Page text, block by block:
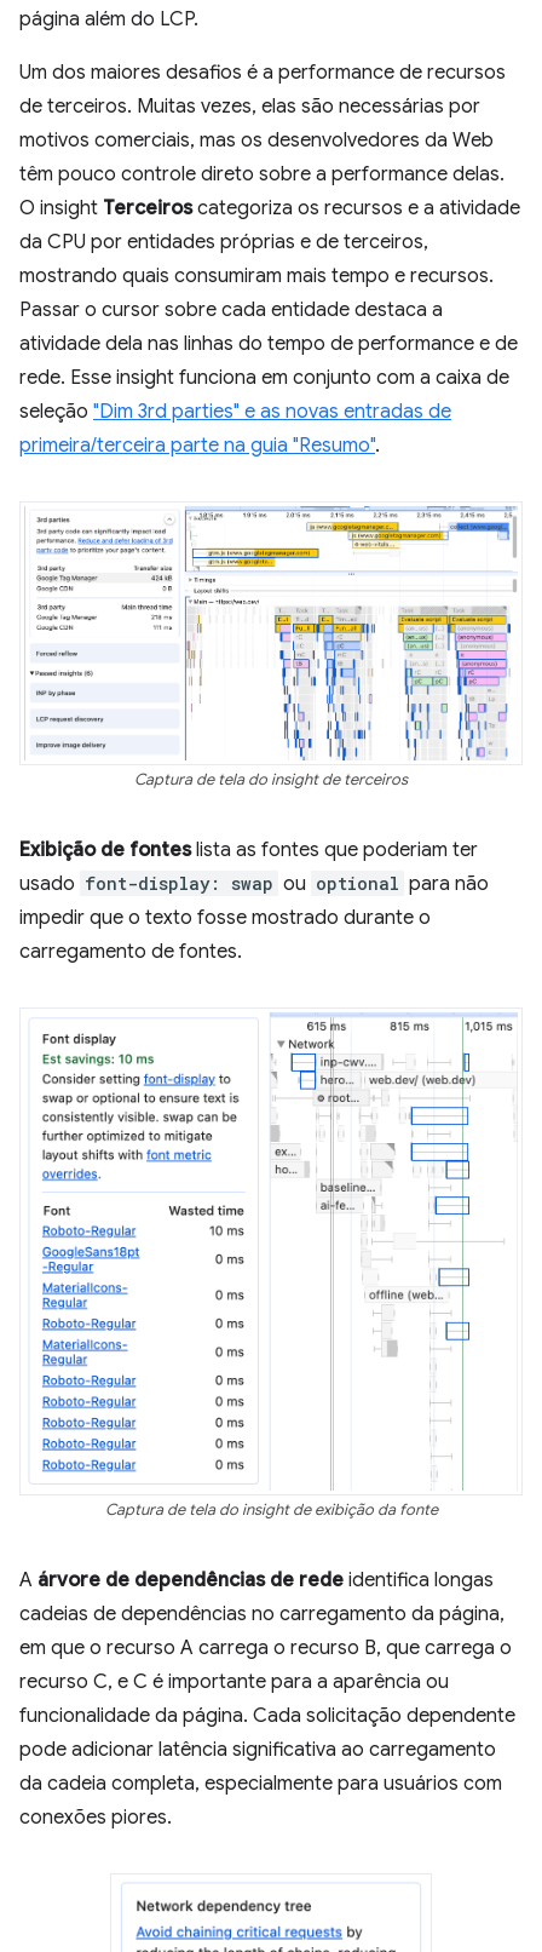
página além do LCP.
Um dos maiores desafios é a performance de recursos
de terceiros. Muitas vezes, elas são necessárias por
motivos comerciais, mas os desenvolvedores da Web
têm pouco controle direto sobre a performance delas.
O insight Terceiroscategoriza os recursos e a atividade
da CPU por entidades próprias e de terceiros,
mostrando quais consumiram mais tempo e recursos.
Passar o cursor sobre cada entidade destaca a
atividade dela nas linhas do tempo de performance e de
rede. Esse insight funciona em conjunto com a caixa de
seleção "Dim 3rd parties" e as novas entradas de
primeira/terceira parte na guia "Resumo".
Captura de tela do insight de terceiros
Exibição de fonteslista as fontes que poderiam ter
usado font-display: swap ou optional para não
impedir que o texto fosse mostrado durante o
carregamento de fontes.
Captura de tela do insight de exibição da fonte
A árvore de dependências de rede identifica longas
cadeias de dependências no carregamento da página,
em que o recurso A carrega o recurso B, que carrega o
recurso C, e C é importante para a aparência ou
funcionalidade da página. Cada solicitação dependente
pode adicionar latência significativa ao carregamento
da cadeia completa, especialmente para usuários com
conexões piores.